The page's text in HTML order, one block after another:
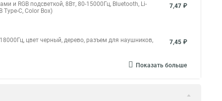
и RGB подсветкой, 8Вт, 80-15000Гц, Bluetooth, Li-
Type-C, Color Box)
7,47 ₽
цвет черный, дерево, разъем для наушников,
7,45 ₽
Показать больше